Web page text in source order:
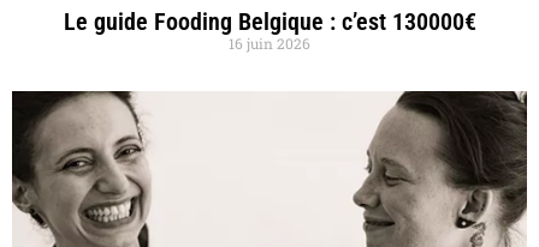
Le guide Fooding Belgique : c’est 130000€
16 juin 2026